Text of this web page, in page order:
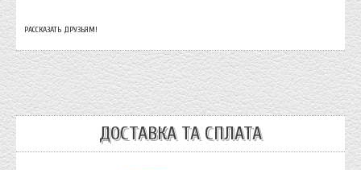
РАССКАЗАТЬ ДРУЗЬЯМ!
ДОСТАВКА ТА СПЛАТА